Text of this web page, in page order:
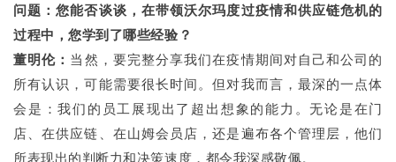
问题：您能否谈谈，在带领沃尔玛度过疫情和供应链危机的
过程中，您学到了哪些经验？
董明伦： 当然，要完整分享我们在疫情期间对自己和公司的
所有认识，可能需要很长时间。但对我而言，最深的一点体
会是：我们的员工展现出了超出想象的能力。无论是在门
店、在供应链、在山姆会员店，还是遍布各个管理层，他们
所表现出的判断力和决策速度，都令我深感敬佩。